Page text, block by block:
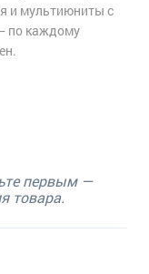
и мультиюниты с
по каждому
первым —
товара.